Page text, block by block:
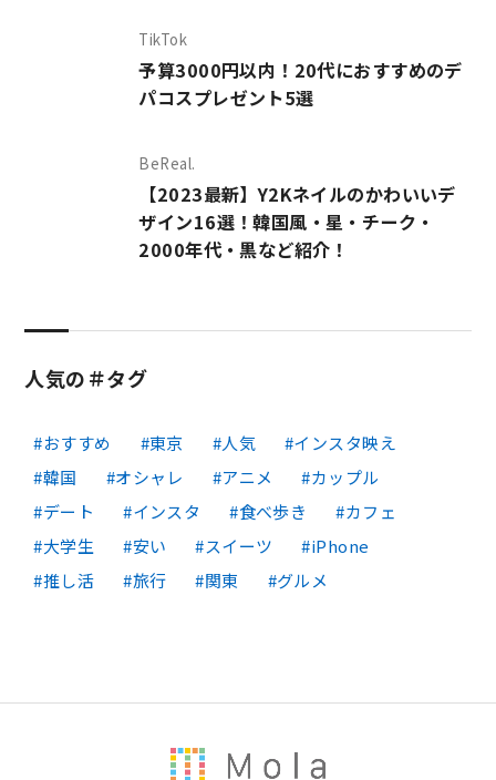
TikTok
予算3000円以内！20代におすすめのデ
パコスプレゼント5選
BeReal.
【2023最新】Y2Kネイルのかわいいデ
ザイン16選！韓国風・星・チーク・
2000年代・黒など紹介！
人気の＃タグ
おすすめ 東京 人気
インスタ映え
韓国
オシャレ アニメ
カップル
デート
インスタ 食べ歩き
カフェ
大学生
安い スイーツ
iPhone
推し活
旅行 関東 グルメ